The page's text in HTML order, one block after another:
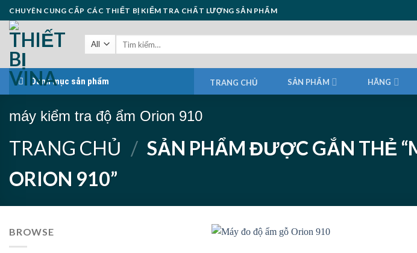
Skip
to
content
CHUYÊN CUNG CẤP CÁC THIẾT BỊ KIỂM TRA CHẤT LƯỢNG SẢN PHẨM
Danh mục sản phẩm TRANG CHỦ SẢN PHẨM HÃNG
máy kiểm tra độ ẩm Orion 910
TRANG CHỦ / SẢN PHẨM ĐƯỢC GẮN THẺ
ORION 910”
BROWSE